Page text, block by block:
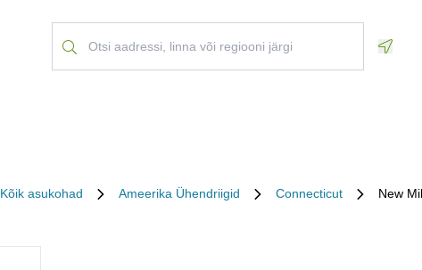
Kõik asukohad Ameerika Ühendriigid Connecticut New